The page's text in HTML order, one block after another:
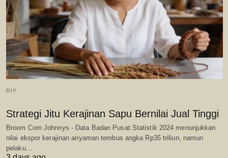
DIY
Strategi Jitu Kerajinan Sapu Bernilai Jual Tinggi
Broom Corn Johnnys - Data Badan Pusat Statistik 2024 menunjukkan
nilai ekspor kerajinan anyaman tembus angka Rp35 triliun, namun
pelaku…